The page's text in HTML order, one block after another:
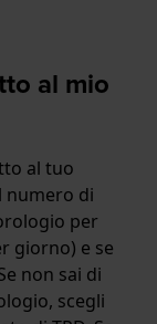
al mio
al tuo
numero di
per
giorno) e se
non sai di
scegli